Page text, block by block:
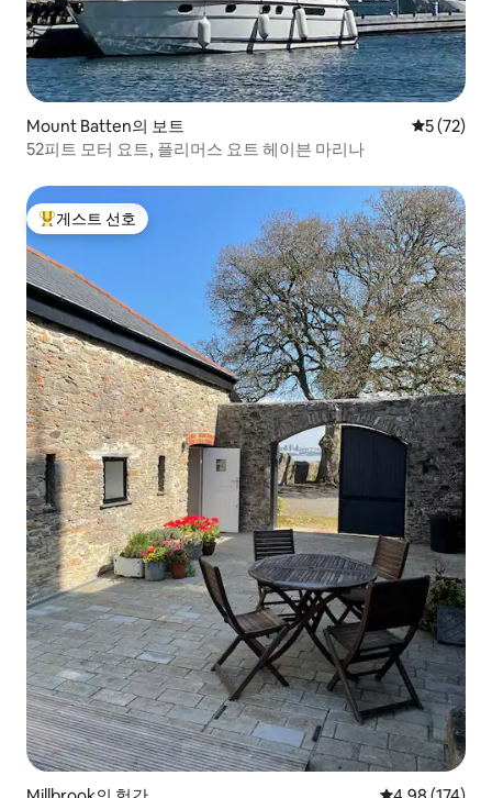
Mount Batten의 보트 평점 5점
5 (72)
52피트 모터 요트, 플리머스 요트 헤이븐 마리나
상위 게스트 선호
게스트 선호